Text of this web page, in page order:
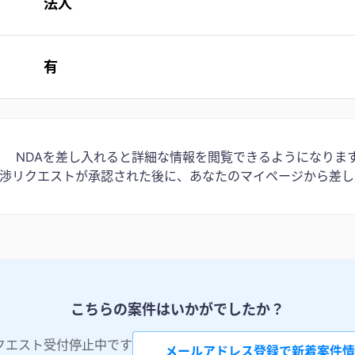
法人
有
NDAを差し入れると詳細な情報を閲覧できるようになりま
リクエストが承認された後に、あなたのマイページから差
こちらの案件はいかがでしたか？
スト受付停止中です メールアドレス登録で新着案件